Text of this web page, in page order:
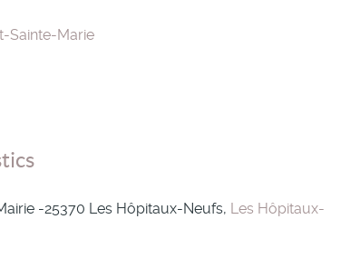
Sainte-Marie
-25370 Les Hôpitaux-Neufs, Les Hôpitaux-